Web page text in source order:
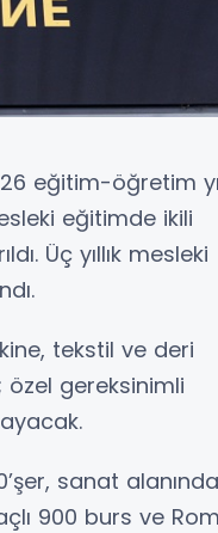
eğitim-öğretim
eğitimde ikili
Üç yıllık mesleki
tekstil ve deri
gereksinimli
sanat
900 burs ve